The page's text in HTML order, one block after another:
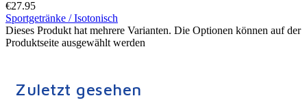
€27.95
Sportgetränke / Isotonisch
Dieses Produkt hat mehrere Varianten. Die Optionen können auf der
Produktseite ausgewählt werden
Zuletzt gesehen